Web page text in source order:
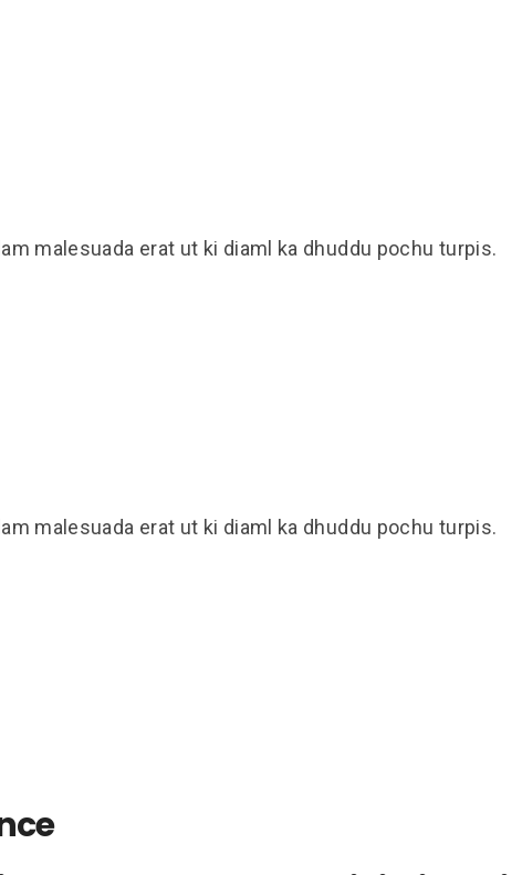
malesuada erat ut ki diaml ka dhuddu pochu turpis.
malesuada erat ut ki diaml ka dhuddu pochu turpis.